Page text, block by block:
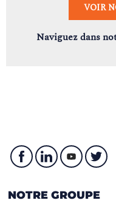
VOIR
Naviguez dans
NOTRE GROUPE